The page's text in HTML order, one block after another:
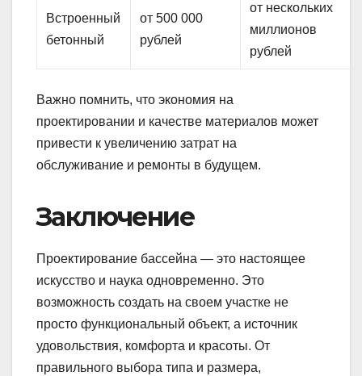
Встроенный
бетонный
от 500 000
рублей
от нескольких
миллионов
рублей
Важно помнить, что экономия на
проектировании и качестве материалов может
привести к увеличению затрат на
обслуживание и ремонты в будущем.
Заключение
Проектирование бассейна — это настоящее
искусство и наука одновременно. Это
возможность создать на своем участке не
просто функциональный объект, а источник
удовольствия, комфорта и красоты. От
правильного выбора типа и размера,